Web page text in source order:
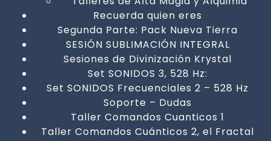
Recuerda quien eres
Segunda Parte: Pack Nueva Tierra
SESIÓN SUBLIMACIÓN INTEGRAL
Sesiones de Divinización Krystal
Set SONIDOS 3, 528 Hz:
Set SONIDOS Frecuenciales 2 – 528 Hz
Soporte – Dudas
Taller Comandos Cuanticos 1
Taller Comandos Cuánticos 2, el Fractal